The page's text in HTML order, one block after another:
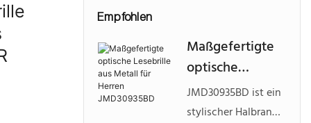
Empfohlen
Maßgefertigte
optische
Lesebrille aus
Metall für
JMD30935BD ist ein
stylischer Halbrand-